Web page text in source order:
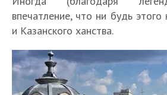
впечатление, что ни будь
и Казанского ханства.